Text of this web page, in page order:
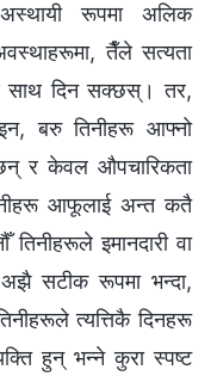
रूपमा अलिक
तैँले सत्यता
साथ दिन सक्छस्। तर,
बरु तिनीहरू आफ्नो
र केवल औपचारिकता
आफूलाई अन्त कतै
इमानदारी वा
अझै सटीक रूपमा भन्दा,
त्यत्तिकै दिनहरू
हुन् भन्ने कुरा स्पष्ट